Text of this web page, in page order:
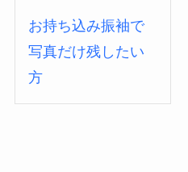
お持ち込み振袖で
写真だけ残したい
方